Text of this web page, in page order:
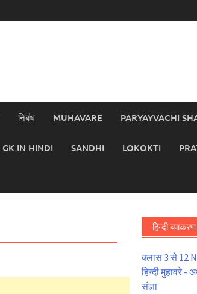
निबंध MUHAVARE PARYAYVACHI
GK IN HINDI SANDHI LOKOKTI
हिन्दी व्याकरण
क्लास 3 से 12
हिन्दी मुहावरे -
संज्ञा